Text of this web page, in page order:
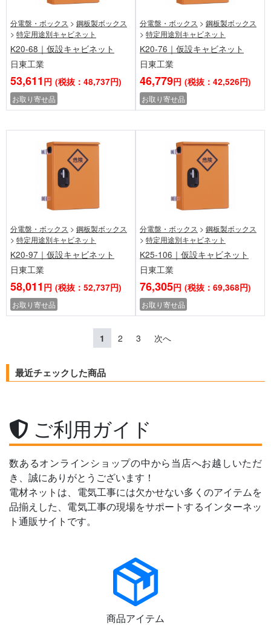
分電盤・ボックス > 鋼板製ボックス
> 特定用途別キャビネット
K20-68｜仮設キャビネット
日東工業
53,611 円 (税抜：48,737円)
お取り寄せ品
分電盤・ボックス > 鋼板製ボックス
> 特定用途別キャビネット
K20-76｜仮設キャビネット
日東工業
46,779円 (税抜：42,526円)
お取り寄せ品
分電盤・ボックス > 鋼板製ボックス
> 特定用途別キャビネット
K20-97｜仮設キャビネット
日東工業
58,011 円 (税抜：52,737円)
お取り寄せ品
分電盤・ボックス > 鋼板製ボックス
> 特定用途別キャビネット
K25-106｜仮設キャビネット
日東工業
76,305円 (税抜：69,368円)
お取り寄せ品
1 2 3 次へ
最近チェックした商品
ご利用ガイド
数あるオンラインショップの中から当店へお越しいただ
き、誠にありがとうございます！
電材ネットは、電気工事には欠かせない多くのアイテムを
品揃えした、電気工事の現場をサポートするインターネッ
ト通販サイトです。
商品アイテム